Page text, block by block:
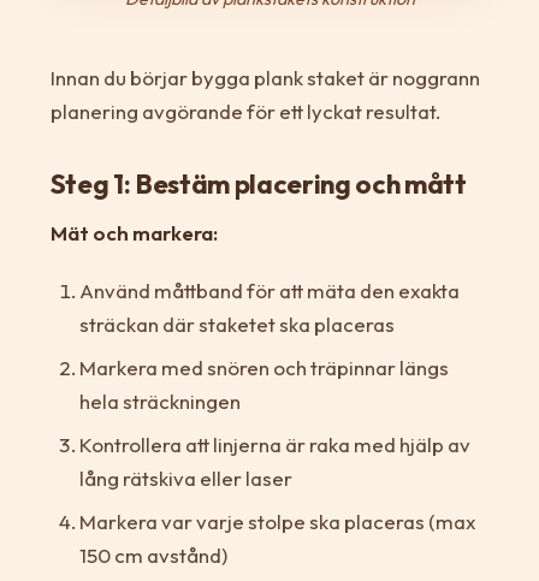
Innan du börjar bygga plank staket är noggrann
planering avgörande för ett lyckat resultat.
Steg 1: Bestäm placering och mått
Mät och markera:
Använd måttband för att mäta den exakta
sträckan där staketet ska placeras
Markera med snören och träpinnar längs
hela sträckningen
Kontrollera att linjerna är raka med hjälp av
lång rätskiva eller laser
Markera var varje stolpe ska placeras (max
150 cm avstånd)